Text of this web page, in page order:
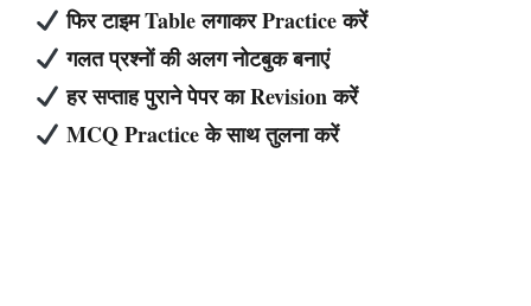
फिर टाइम Table लगाकर Practice करें
गलत प्रश्नों की अलग नोटबुक बनाएं
हर सप्ताह पुराने पेपर का Revision करें
MCQ Practice के साथ तुलना करें